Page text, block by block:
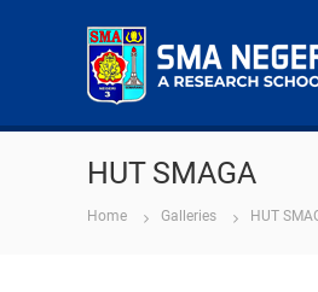
S
M
A
N
g
HUT SMAGA
Home Galleries HUT